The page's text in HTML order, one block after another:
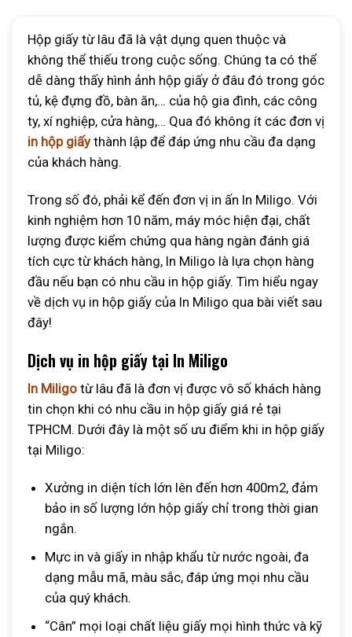
2,5×2,5×12 5096 5096
Bảng giá in hộp giấy nắp lật đựng sản phẩm
Kích thước (cm)
Dài x Rộng x Cao
100 hộp (đ/hộp) 500 hộp (đ/hộp)
5 x 4 x 16 7546 4214
9 x 6 x 17 7840 4410
Bảng giá in hộp giấy nắp lật đựng thực phẩm(Tham
khảo nguồn)
Kích thước (cm)
100 hộp (đ/hộp)
10 x 10 x 4,5 8134 4116
12 x 12 x 6,5
15 x 8,5 x 7 10780 6860
Lưu ý: Trên đây chỉ là bảng giá tham khảo của các loại in
lượng muốn in. Bạn hãy liên hệhotline 0963 545 351
được In Miligo tư vấn chi tiết và báo giá chính xác nhất.
Hộp giấy từ lâu đã là vật dụng quen thuộc và
không thể thiếu trong cuộc sống. Chúng ta có thể
dễ dàng thấy hình ảnh hộp giấy ở đâu đó trong góc
tủ, kệ đựng đồ, bàn ăn,… của hộ gia đình, các công
ty, xí nghiệp, cửa hàng,… Qua đó không ít các đơn vị
in hộp giấythành lập để đáp ứng nhu cầu đa dạng
của khách hàng.
Trong số đó, phải kể đến đơn vị in ấn In Miligo. Với
kinh nghiệm hơn 10 năm, máy móc hiện đại, chất
lượng được kiểm chứng qua hàng ngàn đánh giá
tích cực từ khách hàng, In Miligo là lựa chọn hàng
đầu nếu bạn có nhu cầu in hộp giấy. Tìm hiểu ngay
về dịch vụ in hộp giấy của In Miligo qua bài viết sau
đây!
Dịch vụ in hộp giấy tại In Miligo
In Miligo từ lâu đã là đơn vị được vô số khách hàng
tin chọn khi có nhu cầu in hộp giấy giá rẻ tại
TPHCM. Dưới đây là một số ưu điểm khi in hộp giấy
tại Miligo:
Xưởng in diện tích lớn lên đến hơn 400m2, đảm
bảo in số lượng lớn hộp giấy chỉ trong thời gian
ngắn.
Mực in và giấy in nhập khẩu từ nước ngoài, đa
dạng mẫu mã, màu sắc, đáp ứng mọi nhu cầu
của quý khách.
“Cân” mọi loại chất liệu giấy mọi hình thức và kỹ